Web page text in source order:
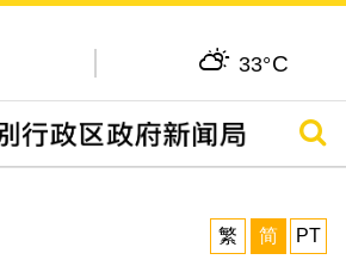
33°C
搜寻
繁
简 PT